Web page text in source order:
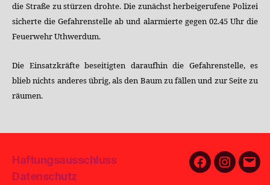
die Straße zu stürzen drohte. Die zunächst herbeigerufene Polizei
sicherte die Gefahrenstelle ab und alarmierte gegen 02.45 Uhr die
Feuerwehr Uthwerdum.
Die Einsatzkräfte beseitigten daraufhin die Gefahrenstelle, es
blieb nichts anderes übrig, als den Baum zu fällen und zur Seite zu
räumen.
Haftungsausschluss
Datenschutz
FacebookE-